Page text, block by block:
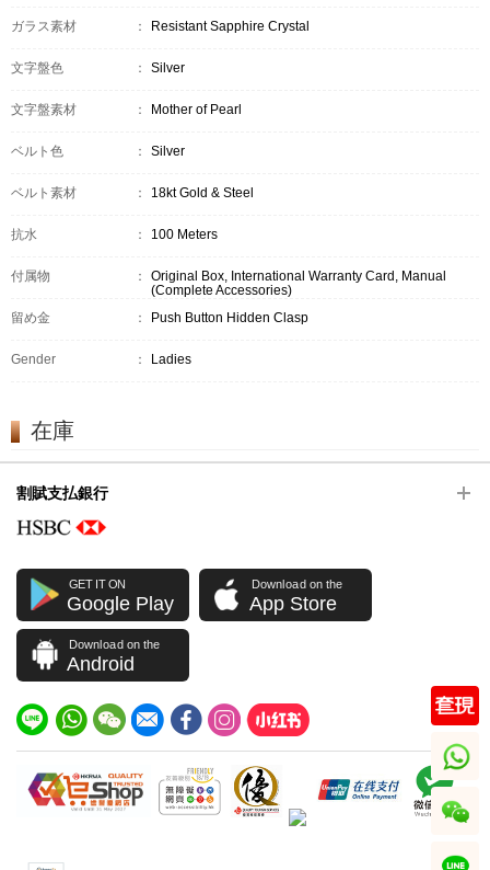
ガラス素材 ： Resistant Sapphire Crystal
文字盤色 ： Silver
文字盤素材 ： Mother of Pearl
ベルト色 ： Silver
ベルト素材 ： 18kt Gold & Steel
抗水 ： 100 Meters
付属物 ：
Original Box, International Warranty Card, Manual
(Complete Accessories)
留め金
： Push Button Hidden Clasp
Gender ： Ladies
在庫
割賦支払銀行
GET IT ON
Google Play
Download on the
App Store
Download on the
Android